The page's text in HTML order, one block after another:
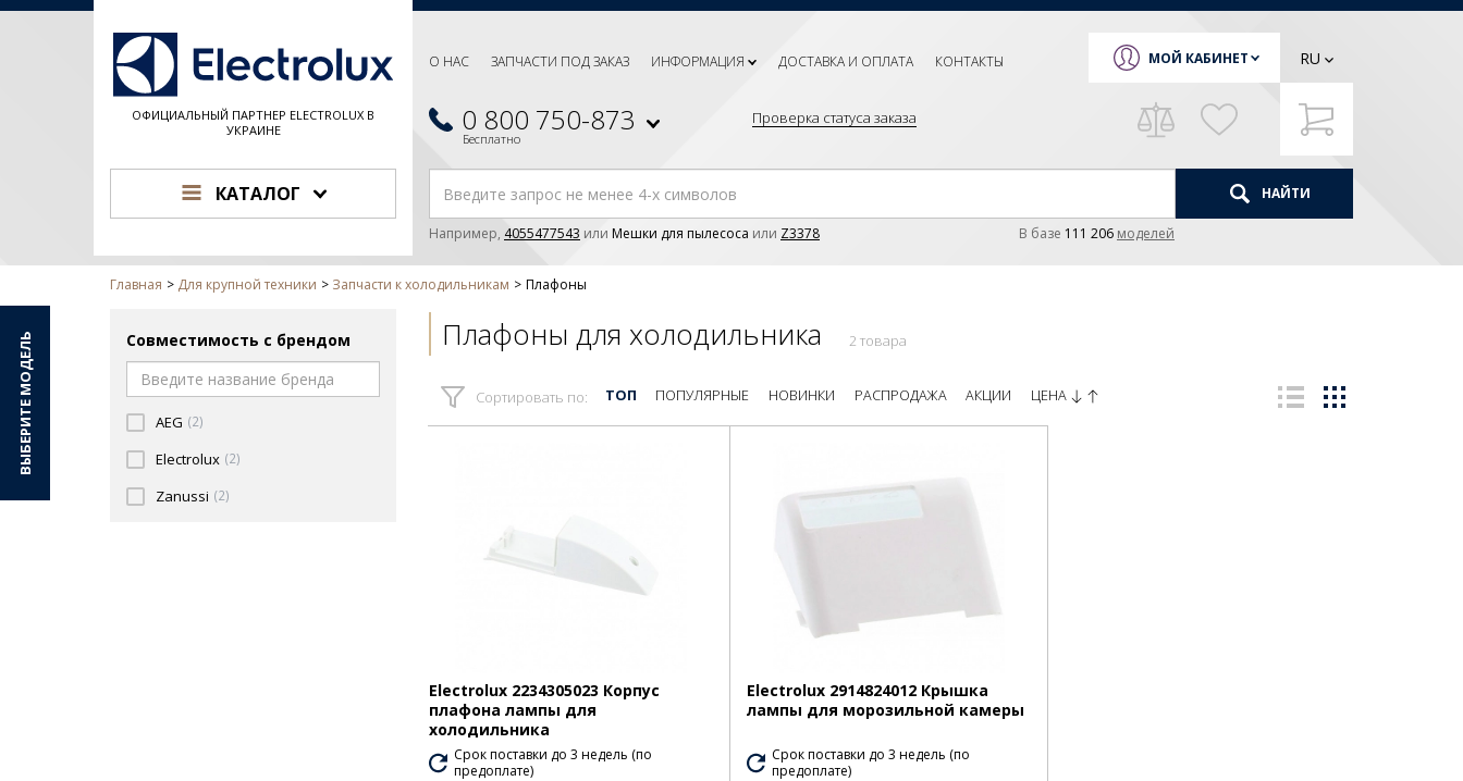
ОФИЦИАЛЬНЫЙ ПАРТНЕР ELECTROLUX В
УКРАИНЕ
О НАС ЗАПЧАСТИ ПОД ЗАКАЗ ИНФОРМАЦИЯ ДОСТАВКА И ОПЛАТА КОНТАКТЫ
0 800 750-873
Бесплатно
Проверка статуса заказа
МОЙ КАБИНЕТ RU
КАТАЛОГ НАЙТИ
Например, 4055477543 или Мешки для пылесоса или Z3378 В базе 111 206 моделей
Главная Для крупной техники Запчасти к холодильникам Плафоны
Совместимость с брендом
AEG (2)
Electrolux (2)
Zanussi (2)
Плафоны для холодильника 2 товара
Сортировать по: ТОП ПОПУЛЯРНЫЕ НОВИНКИ РАСПРОДАЖА АКЦИИ ЦЕНА
Electrolux 2234305023 Корпус
плафона лампы для
холодильника
Срок поставки до 3 недель (по
предоплате)
Electrolux 2914824012 Крышка
лампы для морозильной камеры
Срок поставки до 3 недель (по
предоплате)
ВЫБЕРИТЕ МОДЕЛЬ